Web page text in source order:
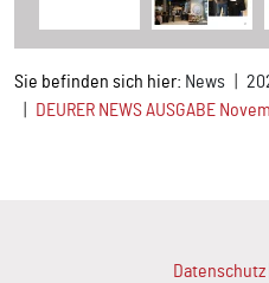
Sie befinden sich hier: News
DEURER NEWS AUSGABE
Datenschutz|